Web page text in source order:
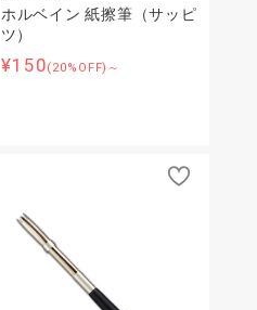
ホルベイン 紙擦筆（サッピ
ツ）
¥150(20%OFF)～